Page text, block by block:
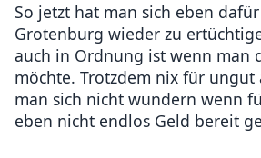
So jetzt hat man sich eben
Grotenburg wieder zu
auch in Ordnung ist wenn man
möchte. Trotzdem nix für ungut
man sich nicht wundern wenn
eben nicht endlos Geld bereit